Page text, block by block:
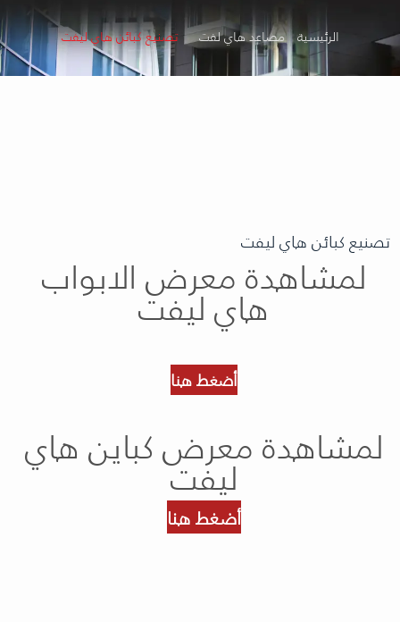
الرئيسية مصاعد هاي لفت تصنيع كبائن هاي ليفت
تصنيع كبائن هاي ليفت
لمشاهدة معرض الابواب
هاي ليفت
أضغط هنا
لمشاهدة معرض كباين هاي
ليفت
أضغط هنا